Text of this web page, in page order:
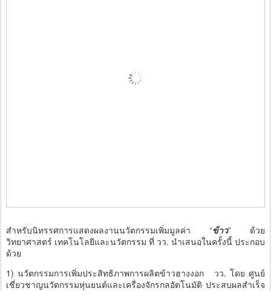
สำหรับนิทรรศการแสดงผลงานนวัตกรรมเพิ่มมูลค่า “ข้าว” ด้วย
วิทยาศาสตร์ เทคโนโลยีและนวัตกรรม ที่ วว. นำเสนอในครั้งนี้ ประกอบ
ด้วย
1) นวัตกรรมการเพิ่มประสิทธิภาพการผลิตข้าวฮางงอก วว. โดย ศูนย์
เชี่ยวชาญนวัตกรรมหุ่นยนต์และเครื่องจักรกลอัตโนมัติ ประสบผลสำเร็จ